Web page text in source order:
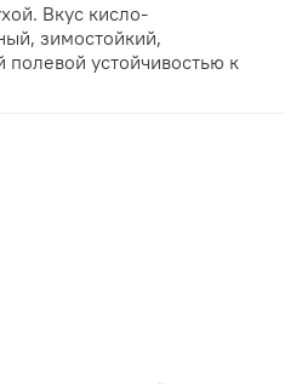
Вкус кисло-
зимостойкий,
полевой устойчивостью к